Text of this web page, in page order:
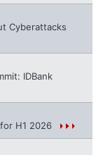
Cyberattacks
IDBank
H1 2026